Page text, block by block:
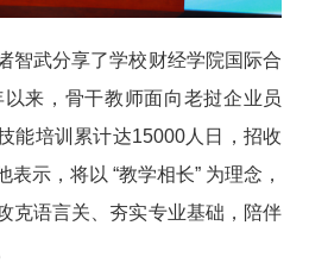
智武分享了学校财经学院国际合
来，骨干教师面向老挝企业员
能培训累计达15000人日，招收
示，将以 “教学相长” 为理念，
克语言关、夯实专业基础，陪伴